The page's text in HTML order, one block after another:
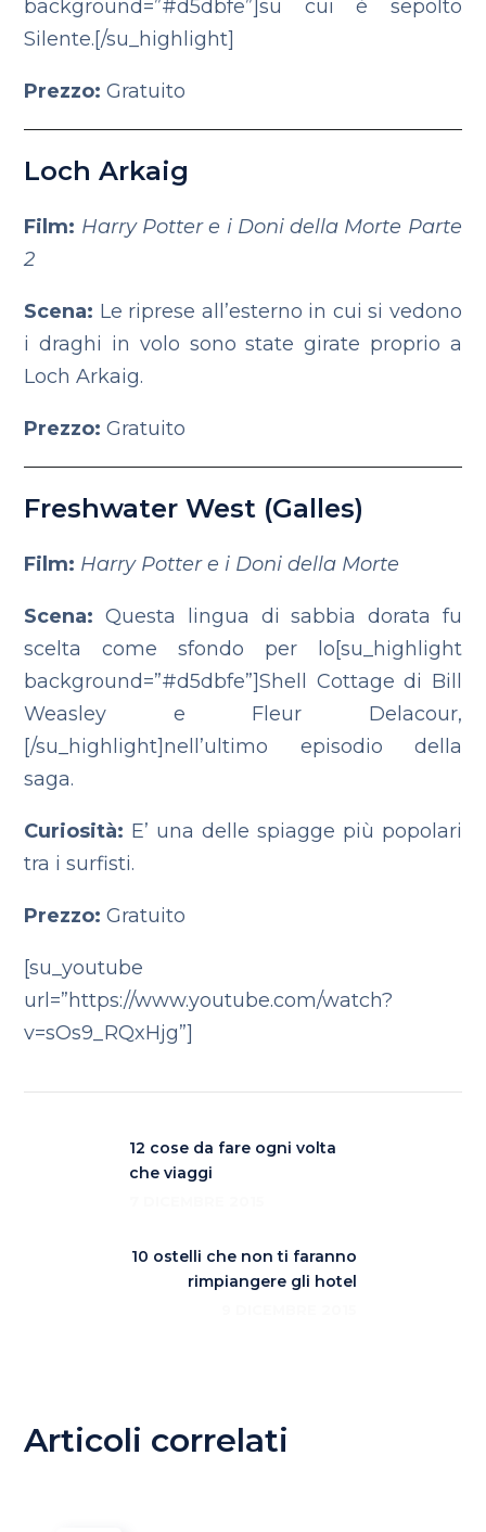
background=”#d5dbfe”]su cui è sepolto
Silente.[/su_highlight]
Prezzo: Gratuito
Loch Arkaig
Film: Harry Potter e i Doni della Morte Parte
2
Scena: Le riprese all’esterno in cui si vedono
i draghi in volo sono state girate proprio a
Loch Arkaig.
Prezzo: Gratuito
Freshwater West (Galles)
Film: Harry Potter e i Doni della Morte
Scena: Questa lingua di sabbia dorata fu
scelta come sfondo per lo[su_highlight
background=”#d5dbfe”]Shell Cottage di Bill
Weasley e Fleur Delacour,
[/su_highlight]nell’ultimo episodio della
saga.
Curiosità: E’ una delle spiagge più popolari
tra i surfisti.
Prezzo: Gratuito
[su_youtube
url=”https://www.youtube.com/watch?
v=sOs9_RQxHjg”]
12 cose da fare ogni volta
che viaggi
10 ostelli che non ti faranno
rimpiangere gli hotel
Articoli correlati